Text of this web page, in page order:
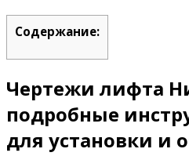
Содержание:
Чертежи лифта
подробные
для установки и